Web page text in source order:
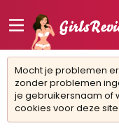
Mocht je problemen
zonder problemen
je gebruikersnaam of
cookies voor deze site.